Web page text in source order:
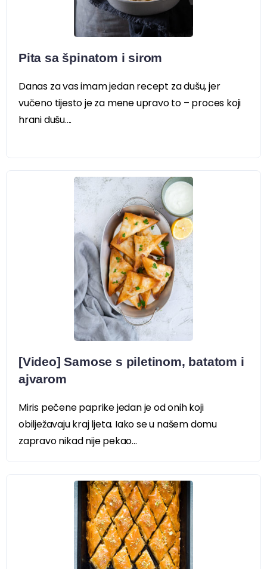
Pita sa špinatom i sirom
Danas za vas imam jedan recept za dušu, jer
vučeno tijesto je za mene upravo to – proces koji
hrani dušu....
[Video] Samose s piletinom, batatom i
ajvarom
Miris pečene paprike jedan je od onih koji
obilježavaju kraj ljeta. Iako se u našem domu
zapravo nikad nije pekao...